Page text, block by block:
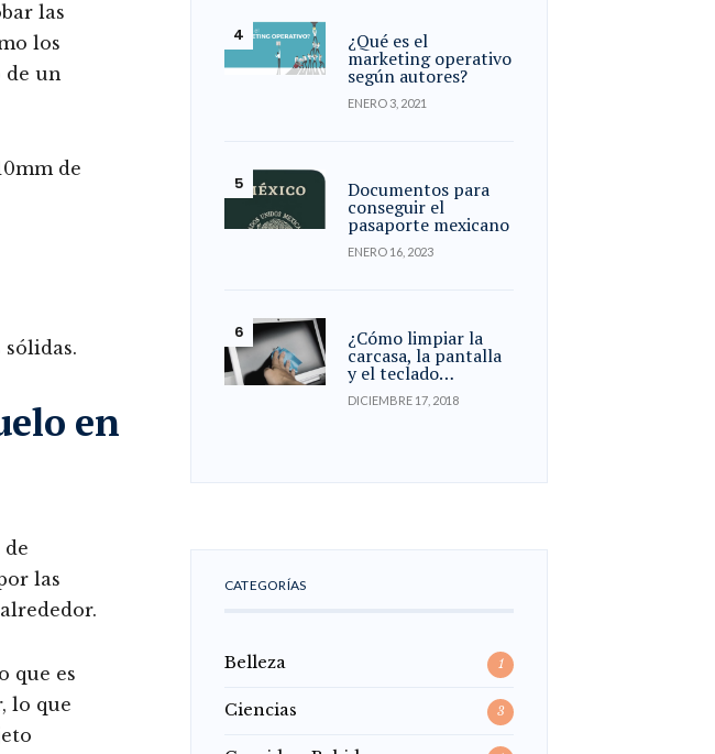
las
los
de un
de
en
las
que es
lo que
¿Qué es el
marketing operativo
según autores?
ENERO 3, 2021
Documentos para
conseguir el
pasaporte mexicano
ENERO 16, 2023
¿Cómo limpiar la
carcasa, la pantalla
y el teclado…
DICIEMBRE 17, 2018
CATEGORÍAS
Belleza 1
Ciencias 3